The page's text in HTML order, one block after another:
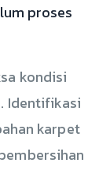
proses
kondisi
Identifikasi
karpet